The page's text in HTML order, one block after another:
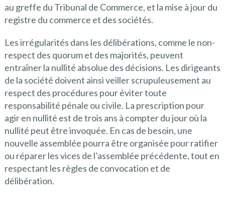
au greffe du Tribunal de Commerce, et la mise à jour du
registre du commerce et des sociétés.
Les irrégularités dans les délibérations, comme le non-
respect des quorum et des majorités, peuvent
entraîner la nullité absolue des décisions. Les dirigeants
de la société doivent ainsi veiller scrupuleusement au
respect des procédures pour éviter toute
responsabilité pénale ou civile. La prescription pour
agir en nullité est de trois ans à compter du jour où la
nullité peut être invoquée. En cas de besoin, une
nouvelle assemblée pourra être organisée pour ratifier
ou réparer les vices de l’assemblée précédente, tout en
respectant les règles de convocation et de
délibération.